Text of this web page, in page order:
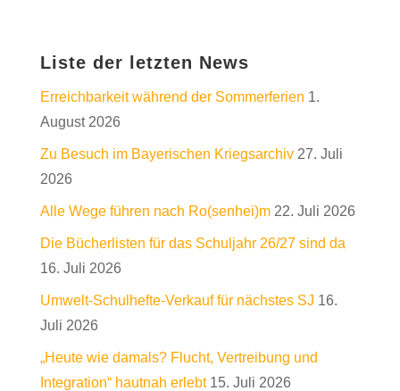
Liste der letzten News
Erreichbarkeit während der Sommerferien 1.
August 2026
Zu Besuch im Bayerischen Kriegsarchiv 27. Juli
2026
Alle Wege führen nach Ro(senhei)m 22. Juli 2026
Die Bücherlisten für das Schuljahr 26/27 sind da
16. Juli 2026
Umwelt-Schulhefte-Verkauf für nächstes SJ 16.
Juli 2026
„Heute wie damals? Flucht, Vertreibung und
Integration“ hautnah erlebt 15. Juli 2026